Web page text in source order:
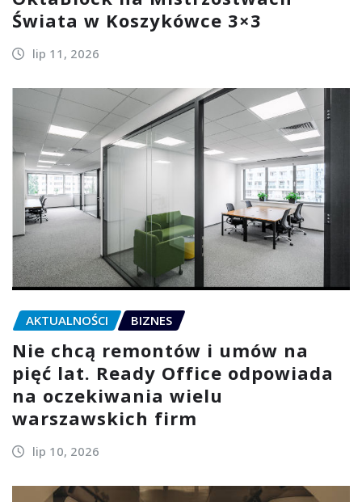
Świata w Koszykówce 3×3
lip 11, 2026
AKTUALNOŚCI BIZNES
Nie chcą remontów i umów na
pięć lat. Ready Office odpowiada
na oczekiwania wielu
warszawskich firm
lip 10, 2026